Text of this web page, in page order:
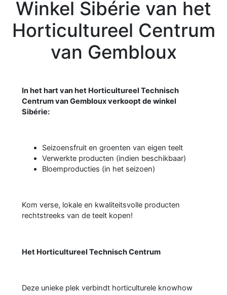
Winkel Sibérie van het
Horticultureel Centrum
van Gembloux
In het hart van het Horticultureel Technisch
Centrum van Gembloux verkoopt de winkel
Sibérie:
Seizoensfruit en groenten van eigen teelt
Verwerkte producten (indien beschikbaar)
Bloemproducties (in het seizoen)
Kom verse, lokale en kwaliteitsvolle producten
rechtstreeks van de teelt kopen!
Het Horticultureel Technisch Centrum
Deze unieke plek verbindt horticulturele knowhow